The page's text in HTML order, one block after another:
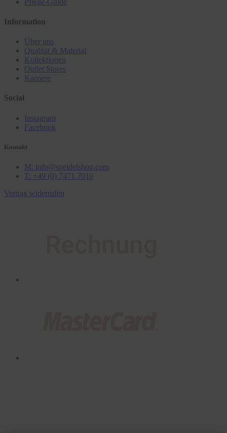
Information
Über uns
Qualität & Material
Kollektionen
Outlet Stores
Karriere
Social
Instagram
Facebook
Kontakt
M: info@speidelshop.com
T: +49 (0) 7471 7010
Vertrag widerrufen